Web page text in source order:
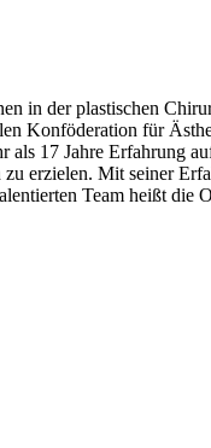
in der plastischen
Konföderation für
17 Jahre Erfahrung
erzielen. Mit seiner
Team heißt